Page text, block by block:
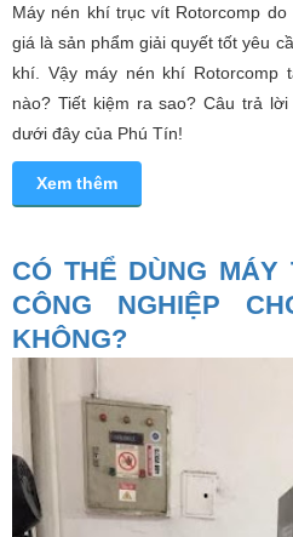
Máy nén khí trục vít Rotorcomp
giá là sản phẩm giải quyết tốt yêu
khí. Vậy máy nén khí
nào? Tiết kiệm ra sao? Câu trả
dưới đây của Phú Tín!
Xem thêm
CÓ THỂ DÙNG MÁY
CÔNG NGHIỆP
KHÔNG?